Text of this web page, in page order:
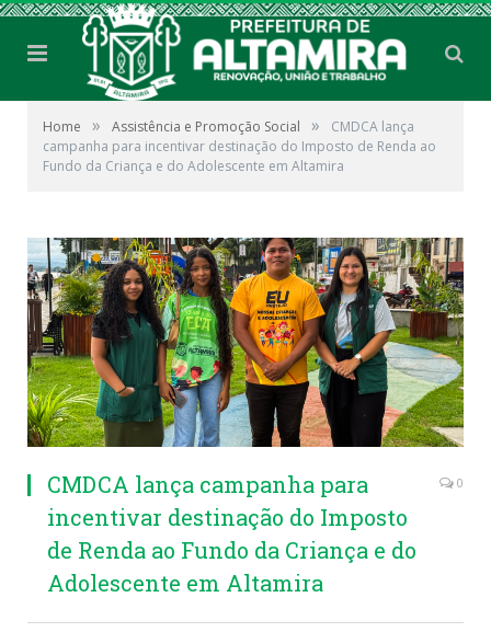
Home » Assistência e Promoção Social »
CMDCA lança
campanha para incentivar destinação do Imposto de Renda ao
Fundo da Criança e do Adolescente em Altamira
CMDCA lança campanha para
incentivar destinação do Imposto
de Renda ao Fundo da Criança e do
Adolescente em Altamira
0